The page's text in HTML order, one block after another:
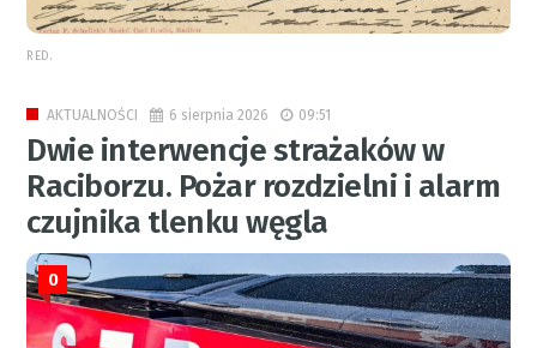
RED.
AKTUALNOŚCI 6 sierpnia 2026 09:51
Dwie interwencje strażaków w
Raciborzu. Pożar rozdzielni i alarm
czujnika tlenku węgla
0